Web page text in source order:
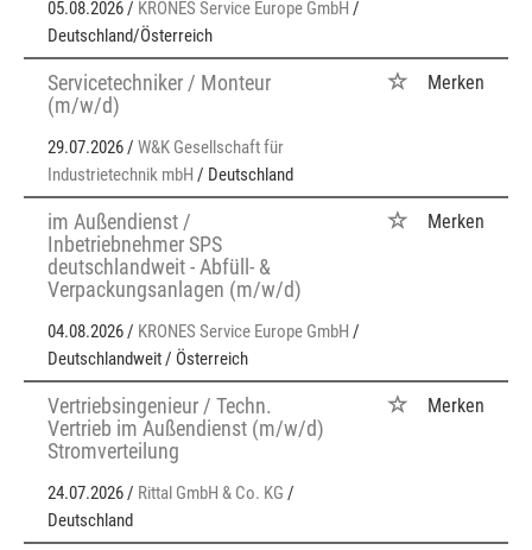
05.08.2026 / KRONES Service Europe GmbH /
Deutschland/Österreich
Servicetechniker / Monteur
(m/w/d)
29.07.2026 / W&K Gesellschaft für
Industrietechnik mbH / Deutschland
Merken
im Außendienst /
Inbetriebnehmer SPS
deutschlandweit - Abfüll- &
Verpackungsanlagen (m/w/d)
04.08.2026 / KRONES Service Europe GmbH /
Deutschlandweit / Österreich
Merken
Vertriebsingenieur / Techn.
Vertrieb im Außendienst (m/w/d)
Stromverteilung
24.07.2026 / Rittal GmbH & Co. KG /
Deutschland
Merken